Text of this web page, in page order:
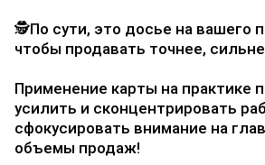
🕵️По сути, это досье на вашего
чтобы продавать точнее,
Применение карты на практике
усилить и сконцентрировать
сфокусировать внимание на
объемы продаж!